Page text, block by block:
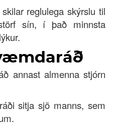
reglulega skýrslu til
sín, í það minnsta
annast almenna stjórn
sitja sjö manns, sem